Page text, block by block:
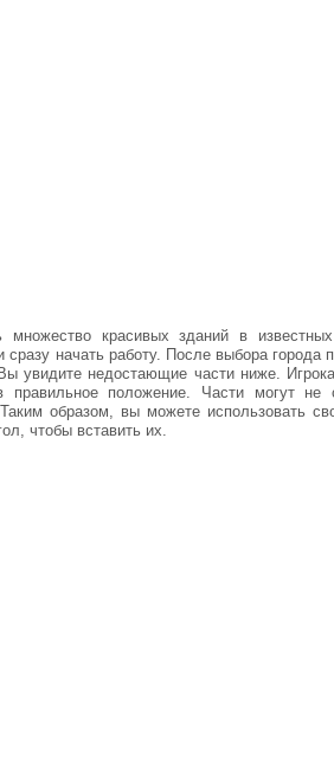
красивых зданий в
начать работу. После выбора города
увидите недостающие части ниже.
положение. Части могут не
образом, вы можете использовать
чтобы вставить их.